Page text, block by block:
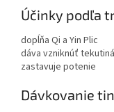
Účinky podľa
dopĺňa Qi a Yin Plic
dáva vzniknúť
zastavuje potenie
Dávkovanie